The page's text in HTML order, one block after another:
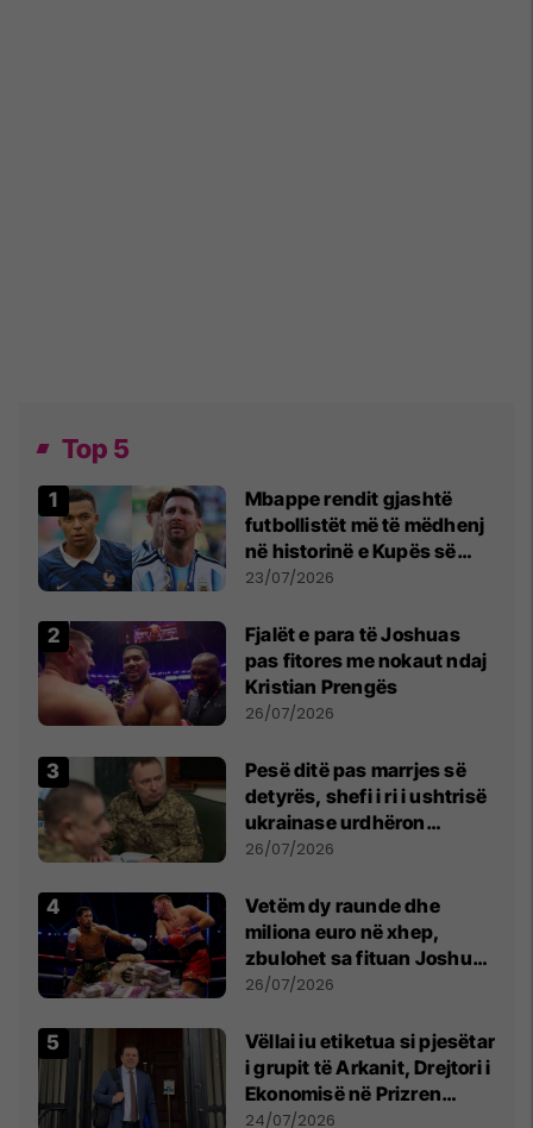
Top 5
Mbappe rendit gjashtë
futbollistët më të mëdhenj
në historinë e Kupës së
Botës, Messi mbetet i dyti
23/07/2026
Fjalët e para të Joshuas
pas fitores me nokaut ndaj
Kristian Prengës
26/07/2026
Pesë ditë pas marrjes së
detyrës, shefi i ri i ushtrisë
ukrainase urdhëron
kontroll të madh
26/07/2026
Vetëm dy raunde dhe
miliona euro në xhep,
zbulohet sa fituan Joshua
e Prenga
26/07/2026
Vëllai iu etiketua si pjesëtar
i grupit të Arkanit, Drejtori i
Ekonomisë në Prizren
mohon pretendimet
24/07/2026